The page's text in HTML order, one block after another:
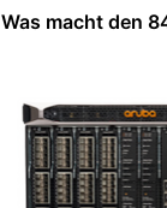
Was macht den